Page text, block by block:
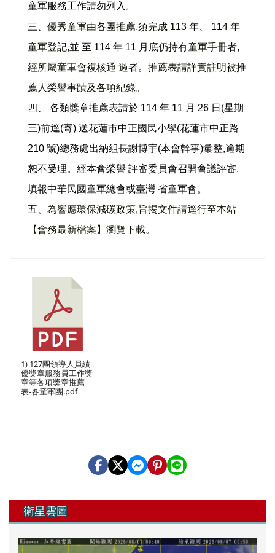
童軍服務工作請勿列入 。
三、優秀童軍由各團推薦,須完成 113 年、 114 年
童軍登記,並 至 114 年 11 月底仍持有童軍手冊者,
經所屬童軍會複核通 過者。推薦表請詳實註明被推
薦人榮譽事蹟及各項紀錄。
四、 各類獎章推薦表請於 114 年 11 月 26 日(星期
三)前逕(寄) 送花蓮市中正國民小學(花蓮市中正路
210 號)總務處出納組長謝博宇(本會幹事)彙整,逾期
恕不受理。經本會榮譽 評審委員會召開會議評審,
填報中華民國童軍總會或臺灣 省童軍會。
五、為響應環保減碳政策,旨揭文件請逕行至本站
【會務最新檔案】瀏覽下載。
1) 127團領導人員績
優獎章服務員工作獎
章等各項獎章推薦
表-各童軍團.pdf
左邊區域內容
衛星雲圖